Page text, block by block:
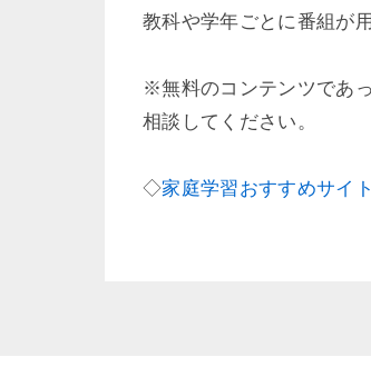
教科や学年ごとに番組が
※無料のコンテンツであ
相談してください。
◇家庭学習おすすめサイ